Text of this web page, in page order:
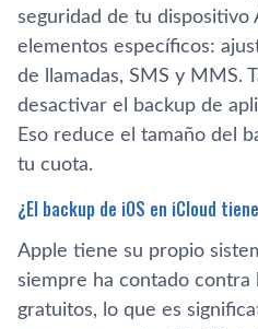
seguridad de tu dispositivo
elementos específicos:
de llamadas, SMS y MMS.
desactivar el backup de
Eso reduce el tamaño del
tu cuota.
¿El backup de iOS en iCloud
Apple tiene su propio
siempre ha contado contra
gratuitos, lo que es